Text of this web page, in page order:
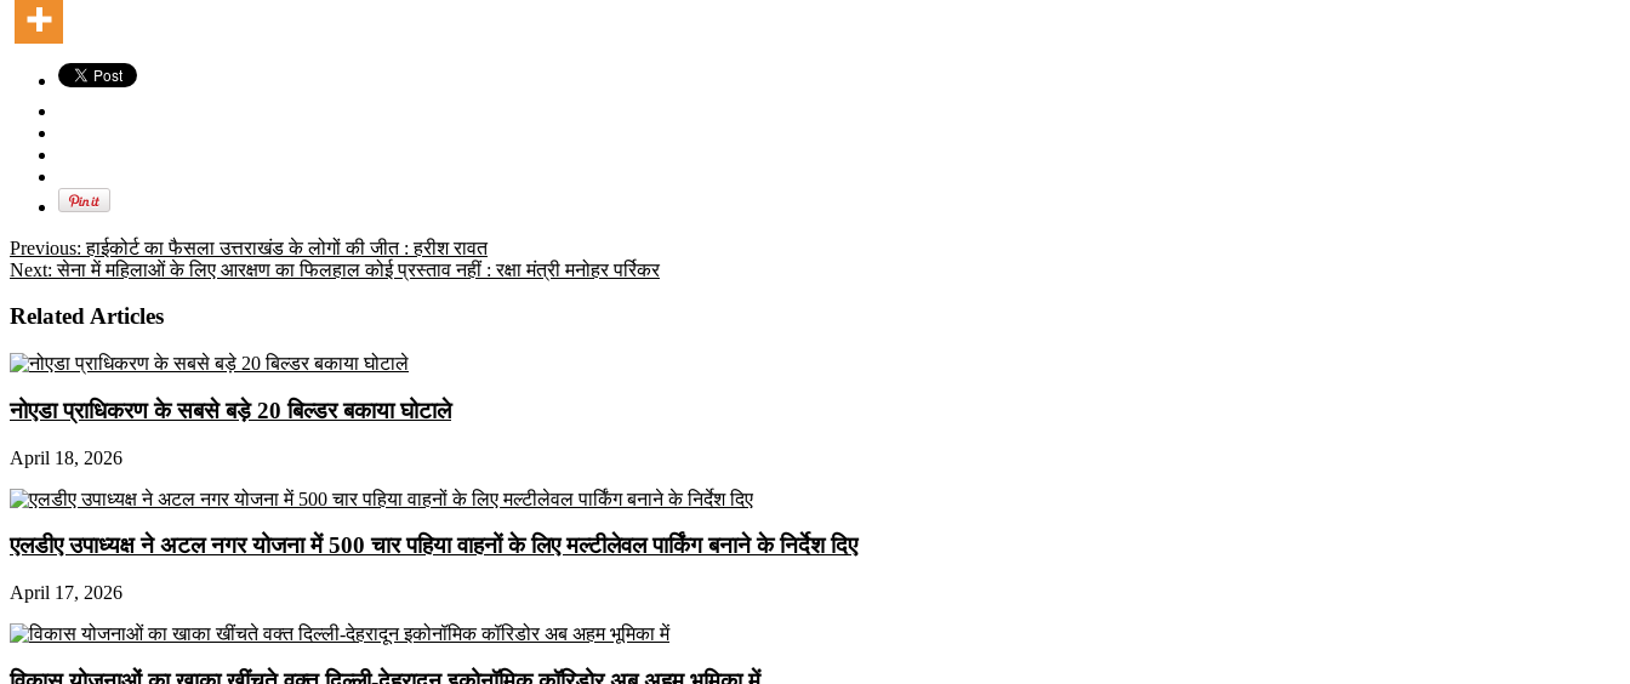
Previous: हाईकोर्ट का फैसला उत्तराखंड के लोगों की जीत : हरीश रावत
Next: सेना में महिलाओं के लिए आरक्षण का फिलहाल कोई प्रस्ताव नहीं : रक्षा मंत्री मनोहर पर्रिकर
Related Articles
नोएडा प्राधिकरण के सबसे बड़े 20 बिल्डर बकाया घोटाले
April 18, 2026
एलडीए उपाध्यक्ष ने अटल नगर योजना में 500 चार पहिया वाहनों के लिए मल्टीलेवल पार्किंग बनाने के निर्देश दिए
April 17, 2026